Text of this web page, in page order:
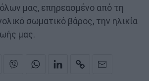
μας, επηρεασμένο από τη
σωματικό βάρος, την ηλικία
μας.